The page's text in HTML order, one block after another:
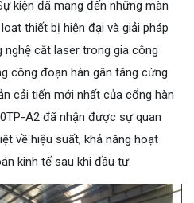
kiện đã mang đến những màn
thiết bị hiện đại và giải pháp
cắt laser trong gia công
công đoạn hàn gân tăng cứng
cải tiến mới nhất của cổng hàn
A2 đã nhận được sự quan
về hiệu suất, khả năng hoạt
kinh tế sau khi đầu tư.